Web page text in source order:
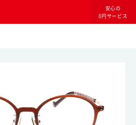
安心の
0円サービス